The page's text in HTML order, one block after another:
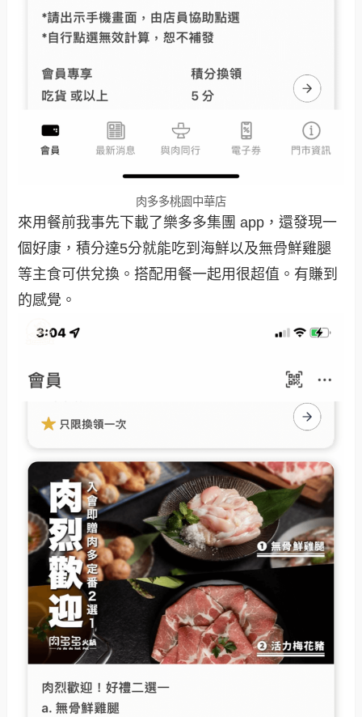
肉多多桃園中華店
來用餐前我事先下載了樂多多集團 app，還發現一
個好康，積分達5分就能吃到海鮮以及無骨鮮雞腿
等主食可供兌換。搭配用餐一起用很超值。有賺到
的感覺。